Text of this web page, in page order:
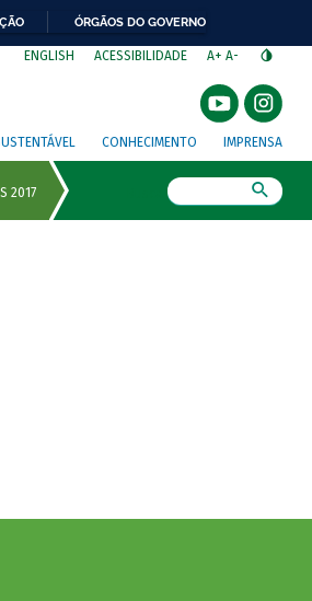
ÓRGÃOS DO GOVERNO
ENGLISH ACESSIBILIDADE A+ A-
CONHECIMENTO IMPRENSA